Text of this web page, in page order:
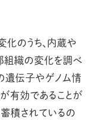
のうち、内蔵や
組織の変化を調べ
遺伝子やゲノム情
有効であることが
積されているの